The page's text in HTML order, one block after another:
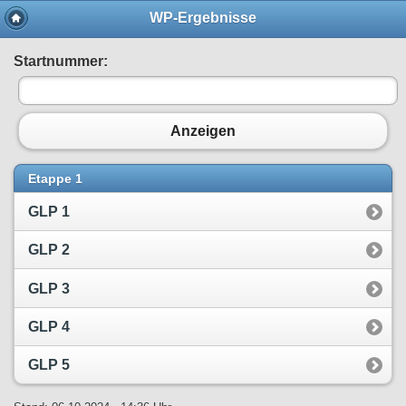
WP-Ergebnisse
Startnummer:
Anzeigen
Etappe 1
GLP 1
GLP 2
GLP 3
GLP 4
GLP 5